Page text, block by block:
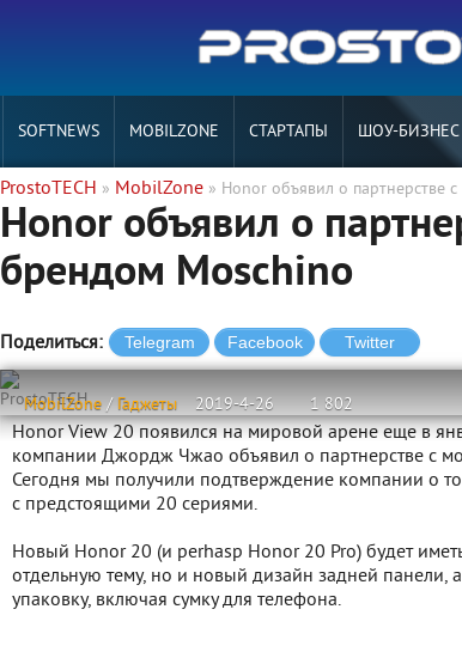
SOFTNEWS MOBILZONE СТАРТАПЫ ШОУ-БИЗНЕС
ProstoTECH » MobilZone » Honor объявил о
Honor объявил о
брендом Moschino
Поделиться:
MobilZone / Гаджеты 2019-4-26 1 802
ProstoTECH
Honor View 20 появился на мировой арене еще в
компании Джордж Чжао объявил о партнерстве с
Сегодня мы получили подтверждение компании о
с предстоящими 20 сериями.
Новый Honor 20 (и perhasp Honor 20 Pro) будет
отдельную тему, но и новый дизайн задней панели,
упаковку, включая сумку для телефона.